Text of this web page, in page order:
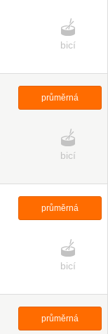
bicí
průměrná
bicí
průměrná
bicí
průměrná